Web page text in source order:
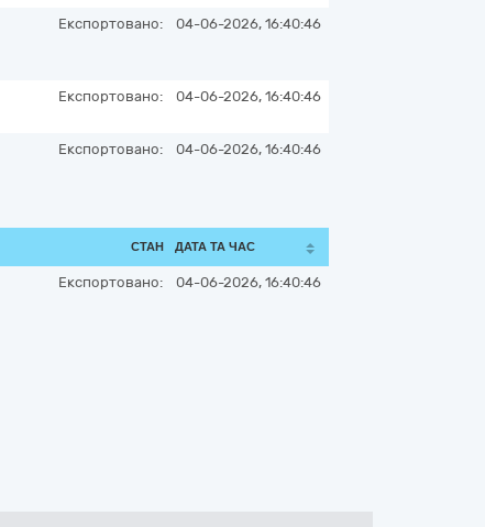
Експортовано: 04-06-2026, 16:40:46
Експортовано: 04-06-2026, 16:40:46
Експортовано: 04-06-2026, 16:40:46
СТАН ДАТА ТА ЧАС
Експортовано: 04-06-2026, 16:40:46